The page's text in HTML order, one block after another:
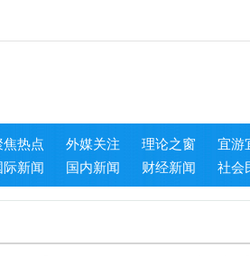
焦热点 外媒关注 理论之窗 宜游
际新闻
国内新闻 财经新闻 社会